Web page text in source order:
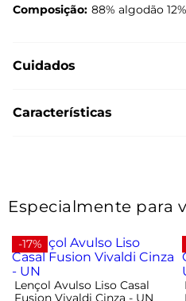
Composição: 88% algodão
Cuidados
Características
Especialmente para
-17%
Lençol Avulso Liso Casal
Fusion Vivaldi Cinza - UN